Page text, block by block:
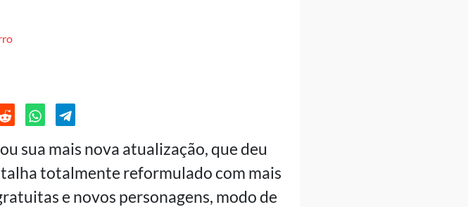
sua mais nova atualização, que deu
totalmente reformulado com mais
e novos personagens, modo de